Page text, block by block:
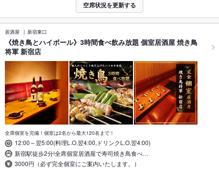
空席状況を更新する
居酒屋 新宿東口
《焼き鳥とハイボール》3時間食べ飲み放題 個室居酒屋 焼き鳥
将軍 新宿店
全席個室を完備！個室は2名から最大120名まで！
12:00～翌5:00(料理L.O.翌4:00,ドリンクL.O.翌4:00)
新宿駅徒歩2分!全席個室居酒屋で寿司焼き鳥食べ…
3000円（必ず完全個室にご案内いたします。）